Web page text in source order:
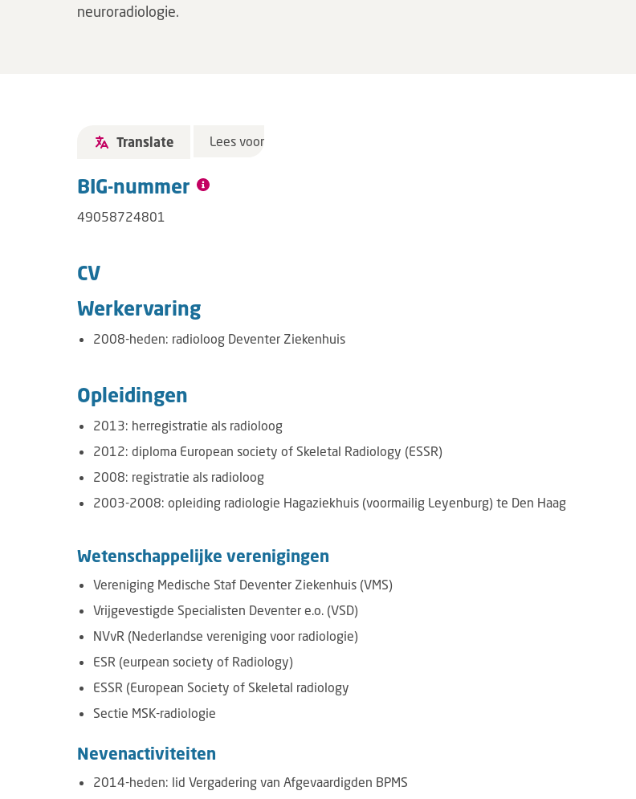
neuroradiologie.
Translate Lees voor
BIG-nummer
49058724801
CV
Werkervaring
2008-heden: radioloog Deventer Ziekenhuis
Opleidingen
2013: herregistratie als radioloog
2012: diploma European society of Skeletal Radiology (ESSR)
2008: registratie als radioloog
2003-2008: opleiding radiologie Hagaziekhuis (voormailig Leyenburg) te Den Haag
Wetenschappelijke verenigingen
​Vereniging Medische Staf Deventer Ziekenhuis (VMS)
Vrijgevestigde Specialisten Deventer e.o. (VSD)
NVvR (Nederlandse vereniging voor radiologie)
ESR (eurpean society of Radiology)
ESSR (European Society of Skeletal radiology
Sectie MSK-radiologie
Nevenactiviteiten
2014-heden: lid Vergadering van Afgevaardigden BPMS